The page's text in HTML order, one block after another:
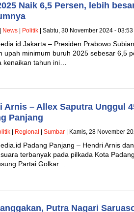
Naik 6,5 Persen, lebih
News Politik | Sabtu, 30 November 2024 - 03:53
Jakarta – Presiden Prabowo
upah minimum buruh 2025 sebesar 6,5
kenaikan tahun ini…
Arnis – Allex Saputra Unggul
Panjang
Regional Sumbar | Kamis, 28 November
Padang Panjang – Hendri Arnis
terbanyak pada pilkada Kota
Partai Golkar…
Putra Nagari